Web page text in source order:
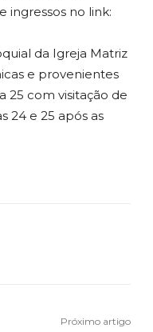
ingressos no link:
da Igreja Matriz
e provenientes
25 com visitação de
24 e 25 após as
Próximo artigo